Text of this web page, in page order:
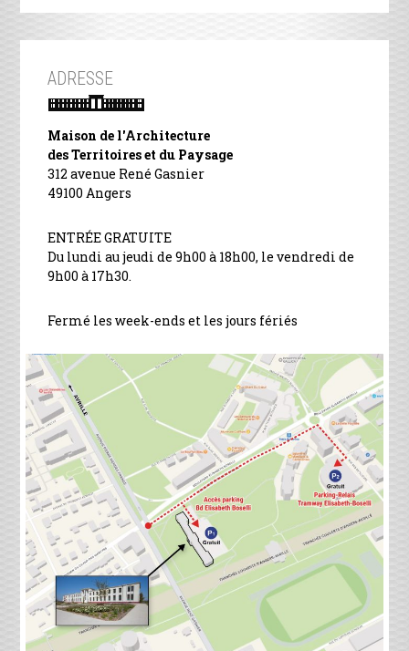
ADRESSE
Maison de l'Architecture
des Territoires et du Paysage
312 avenue René Gasnier
49100 Angers
ENTRÉE GRATUITE
Du lundi au jeudi de 9h00 à 18h00, le vendredi de
9h00 à 17h30.
Fermé les week-ends et les jours fériés